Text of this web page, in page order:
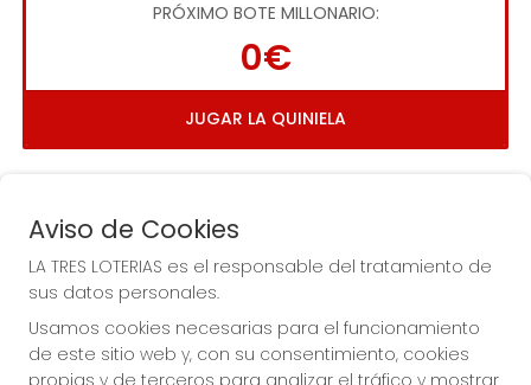
PRÓXIMO BOTE MILLONARIO:
0€
JUGAR LA QUINIELA
¡La Tres Loterias te desea Mucha Suerte!
Aviso de Cookies
LA TRES LOTERIAS es el responsable del tratamiento de
sus datos personales.
Usamos cookies necesarias para el funcionamiento
de este sitio web y, con su consentimiento, cookies
propias y de terceros para analizar el tráfico y mostrar